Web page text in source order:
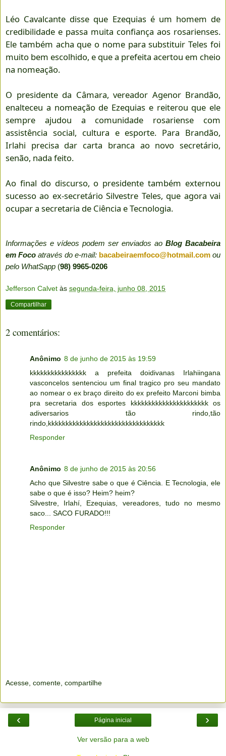
Léo Cavalcante disse que Ezequias é um homem de
credibilidade e passa muita confiança aos rosarienses.
Ele também acha que o nome para substituir Teles foi
muito bem escolhido, e que a prefeita acertou em cheio
na nomeação.
O presidente da Câmara, vereador Agenor Brandão,
enalteceu a nomeação de Ezequias e reiterou que ele
sempre ajudou a comunidade rosariense com
assistência social, cultura e esporte. Para Brandão,
Irlahi precisa dar carta branca ao novo secretário,
senão, nada feito.
Ao final do discurso, o presidente também externou
sucesso ao ex-secretário Silvestre Teles, que agora vai
ocupar a secretaria de Ciência e Tecnologia.
Informações e vídeos podem ser enviados ao Blog Bacabeira
em Foco através do e-mail: bacabeiraemfoco@hotmail.com ou
pelo WhatSapp (98) 9965-0206
Jefferson Calvet às segunda-feira, junho 08, 2015
Compartilhar
2 comentários:
Anônimo 8 de junho de 2015 às 19:59
kkkkkkkkkkkkkkkk a prefeita doidivanas Irlahiingana
vasconcelos sentenciou um final tragico pro seu mandato
ao nomear o ex braço direito do ex prefeito Marconi bimba
pra secretaria dos esportes kkkkkkkkkkkkkkkkkkkkkk os
adiversarios tão rindo,tão
rindo,kkkkkkkkkkkkkkkkkkkkkkkkkkkkkkkkk
Responder
Anônimo 8 de junho de 2015 às 20:56
Acho que Silvestre sabe o que é Ciência. E Tecnologia, ele
sabe o que é isso? Heim? heim?
Silvestre, Irlahí, Ezequias, vereadores, tudo no mesmo
saco... SACO FURADO!!!
Responder
Acesse, comente, compartilhe
‹ ›
Página inicial
Ver versão para a web